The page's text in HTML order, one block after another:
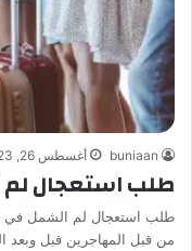
buniaan أغسطس 26, 2023
طلب استعجال
طلب استعجال لم الشمل في
من قبل المهاجرين قبل